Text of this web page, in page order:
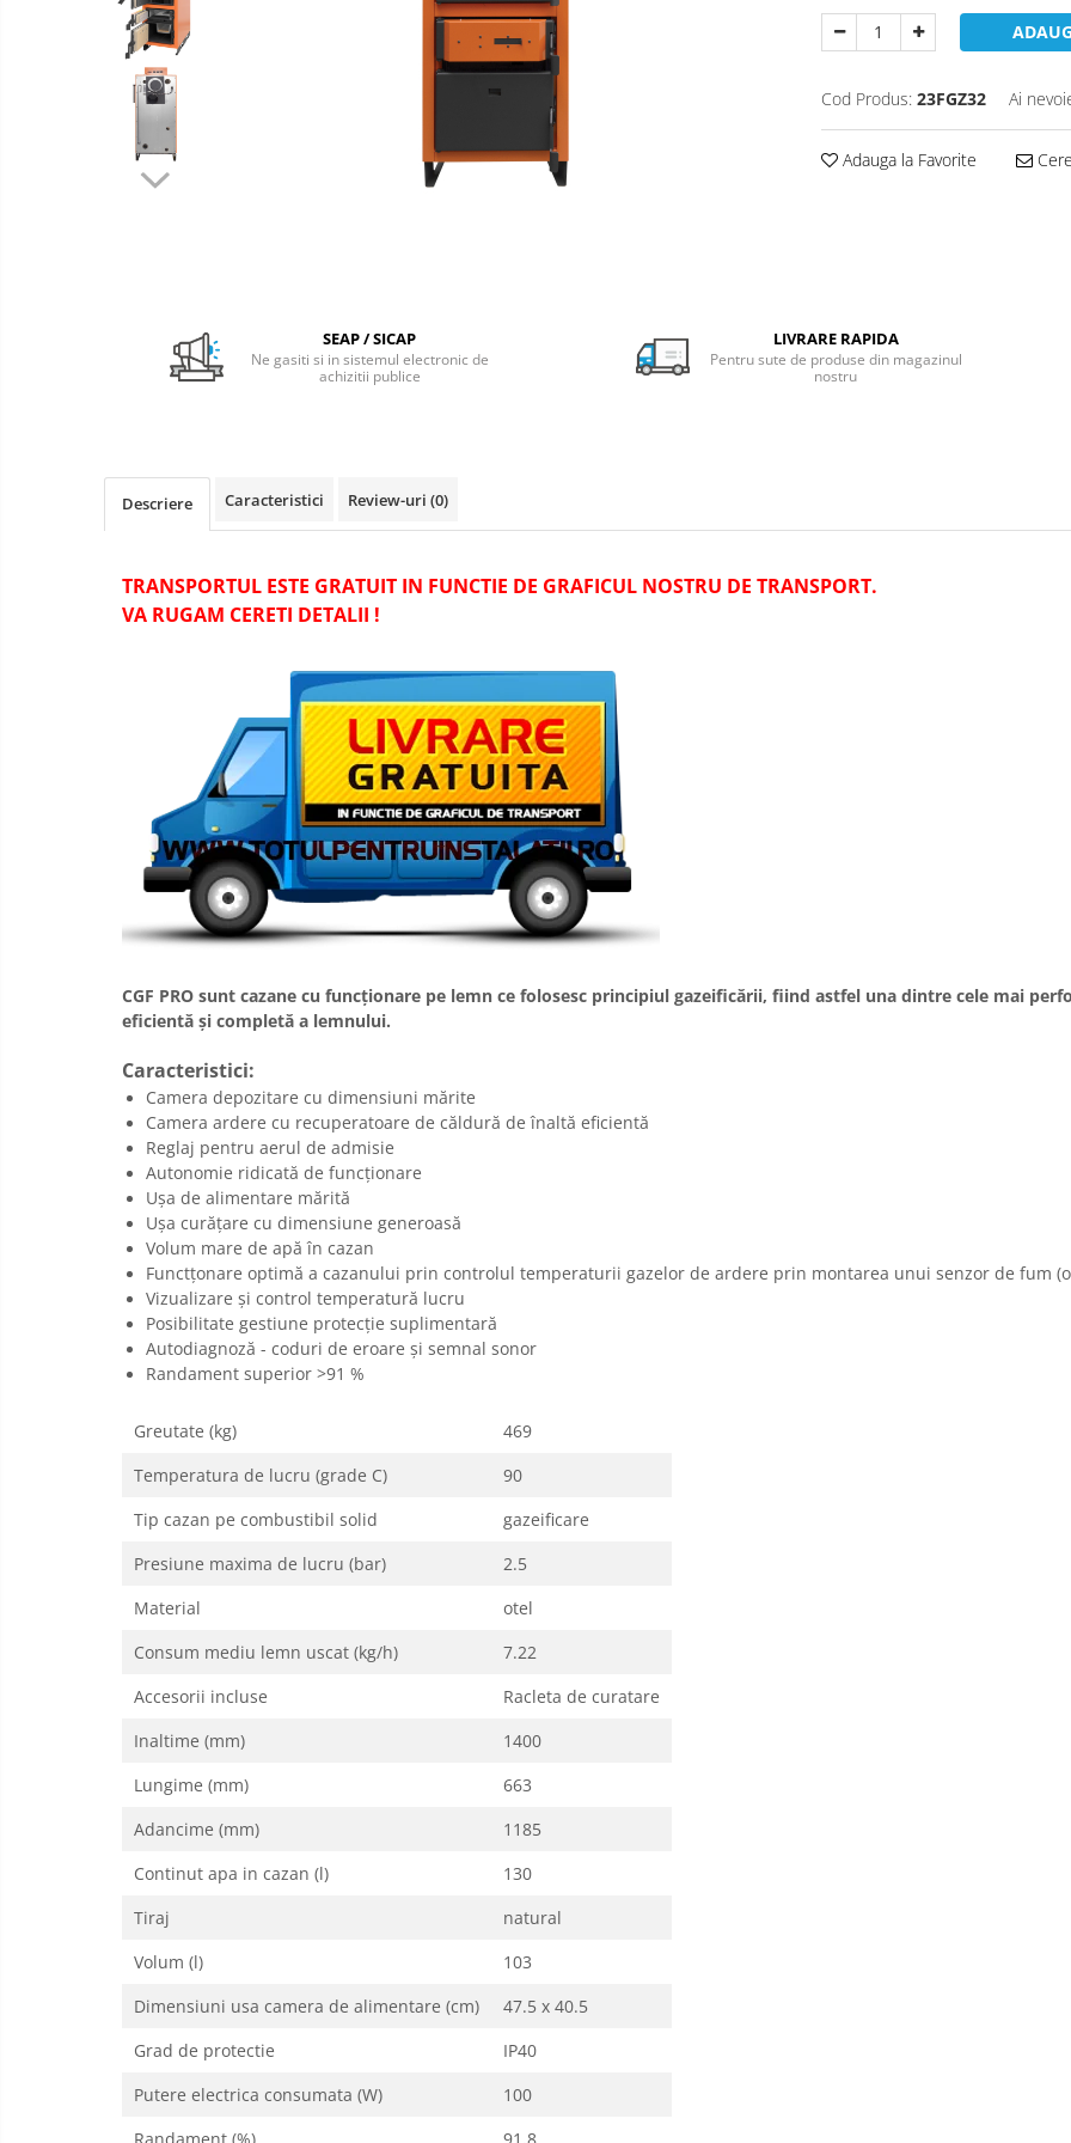
Pachet Centrale Termice
Instant pe gaz natural si GPL
Accesorii centrale pe GAZ si GPL
Cazane, Centrale si Termoseminee
cu functionare pe peleti
Centrale termice electrice
Radiatoare/Calorifere din otel
Radiatoare/Calorifere Brise
Radiatoare de baie Portprosop
Radiatoare de Baie din otel - Drept
RADIATOARE DE BAIE DIN OTEL
Radiatoare din aluminiu Vox Extra
Radiatoare aluminiu OSCAR
Radiatoare CONDOR
Accesorii radiatoare
Calorifere decorative
Boilere si Puffere
Boilere termoelectrice
Accesorii Boilere Tesy
Puffere/Stocatoare de caldura
Puffer 1 serpentina
Puffer cu serpentina pentru A.C.M.
Puffer pentru pompe de caldura
Aer conditionat
Aparate de Aer conditionat 12000
Aparate de Aer conditionat 18000
Aparate de Aer conditionat 27000
Panouri solare presurizate si
Pompe de circulaţie pentru
instalaţiile termice solare
Cod Produs: 23FGZ32 Ai
Adauga la Favorite
SEAP / SICAP
Ne gasiti si in sistemul electronic de
achizitii publice
LIVRARE RAPIDA
Pentru sute de produse din magazinul
nostru
Descriere Caracteristici Review-uri (0)
TRANSPORTUL ESTE GRATUIT IN FUNCTIE DE GRAFICUL NOSTRU DE TRANSPORT.
VA RUGAM CERETI DETALII !
CGF PRO sunt cazane cu funcționare pe lemn ce folosesc principiul gazeificării, fiind astfel una dintre cele mai
eficientă și completă a lemnului.
Caracteristici:
Camera depozitare cu dimensiuni mărite
Camera ardere cu recuperatoare de căldură de înaltă eficientă
Reglaj pentru aerul de admisie
Autonomie ridicată de funcționare
Ușa de alimentare mărită
Ușa curățare cu dimensiune generoasă
Volum mare de apă în cazan
Functțonare optimă a cazanului prin controlul temperaturii gazelor de ardere prin montarea unui senzor de fum
Vizualizare și control temperatură lucru
Posibilitate gestiune protecție suplimentară
Autodiagnoză - coduri de eroare și semnal sonor
Randament superior >91 %
Greutate (kg)
469
Temperatura de lucru (grade C)
90
Tip cazan pe combustibil solid
gazeificare
Presiune maxima de lucru (bar)
2.5
Material
otel
Consum mediu lemn uscat (kg/h)
7.22
Accesorii incluse
Racleta de curatare
Inaltime (mm)
1400
Lungime (mm)
663
Adancime (mm)
1185
Continut apa in cazan (l)
130
Tiraj
natural
Volum (l)
103
Dimensiuni usa camera de alimentare (cm)
47.5 x 40.5
Grad de protectie
IP40
Putere electrica consumata (W)
100